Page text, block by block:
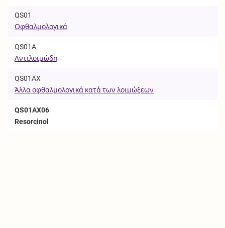
QS01
Οφθαλμολογικά
QS01A
Αντιλοιμώδη
QS01AX
Άλλα οφθαλμολογικά κατά των λοιμώξεων
QS01AX06
Resorcinol